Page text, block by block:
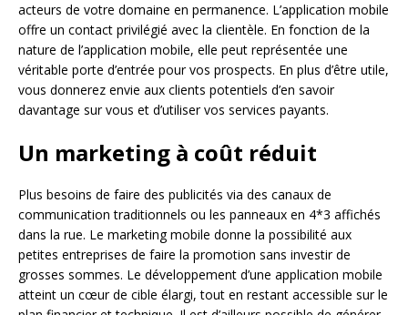
acteurs de votre domaine en permanence. L’application mobile
offre un contact privilégié avec la clientèle. En fonction de la
nature de l’application mobile, elle peut représentée une
véritable porte d’entrée pour vos prospects. En plus d’être utile,
vous donnerez envie aux clients potentiels d’en savoir
davantage sur vous et d’utiliser vos services payants.
Un marketing à coût réduit
Plus besoins de faire des publicités via des canaux de
communication traditionnels ou les panneaux en 4*3 affichés
dans la rue. Le marketing mobile donne la possibilité aux
petites entreprises de faire la promotion sans investir de
grosses sommes. Le développement d’une application mobile
atteint un cœur de cible élargi, tout en restant accessible sur le